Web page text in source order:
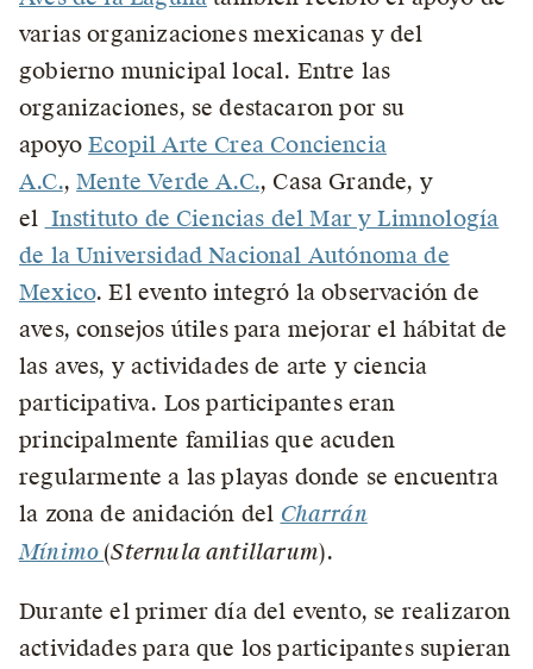
varias organizaciones mexicanas y del
gobierno municipal local. Entre las
organizaciones, se destacaron por su
apoyoEcopil Arte Crea Conciencia
A.C.,Mente Verde A.C., Casa Grande, y
el Instituto de Ciencias del Mar y Limnología
de la Universidad Nacional Autónoma de
Mexico. El evento integró la observación de
aves, consejos útiles para mejorar el hábitat de
las aves, y actividades de arte y ciencia
participativa. Los participantes eran
principalmente familias que acuden
regularmente a las playas donde se encuentra
la zona de anidación del Charrán
Mínimo (Sternula antillarum).
Durante el primer día del evento, se realizaron
actividades para que los participantes supieran